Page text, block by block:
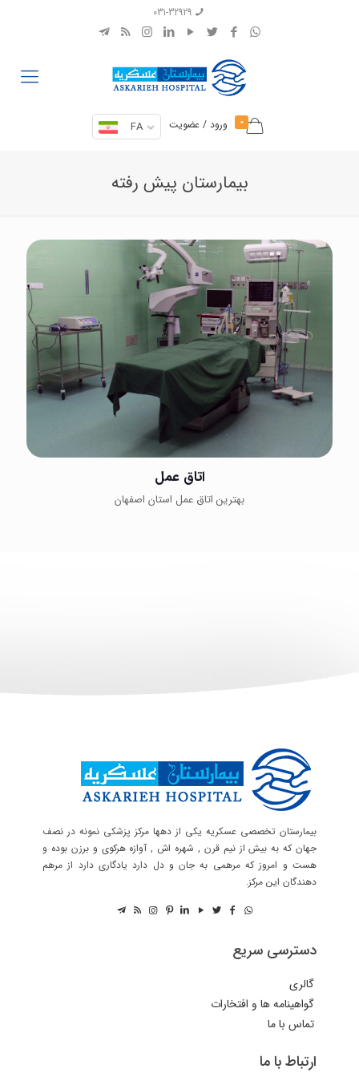
031-32929
0 ورود / عضویت FA
بیمارستان پیش رفته
اتاق عمل
بهترین اتاق عمل استان اصفهان
بیمارستان تخصصی عسکریه یکی از دهها مرکز پزشکی نمونه در نصف
جهان که به بیش از نیم قرن , شهره اش , آوازه هرکوی و برزن بوده و
هست و امروز که مرهمی به جان و دل دارد یادگاری دارد از مرهم
دهندگان این مرکز.
دسترسی سریع
گالری
گواهینامه ها و افتخارات
تماس با ما
ارتباط با ما